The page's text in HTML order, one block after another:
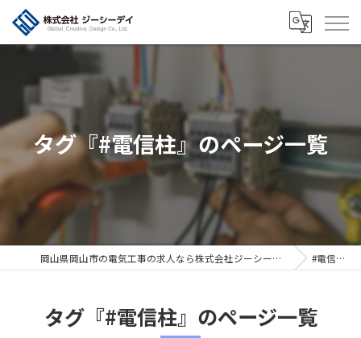
タグ『#電信柱』のページ一覧
岡山県岡山市の電気工事の求人なら株式会社ジーシーデイ #電信柱
タグ『#電信柱』のページ一覧